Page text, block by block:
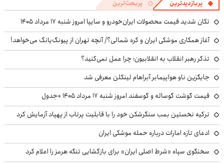
پربازدیدترین پربحث‌ترین
تکان شدید قیمت محصولات ایران‌خودرو و سایپا امروز شنبه ۱۷ مرداد ۱۴۰۵
آغاز همکاری موشکی ایران و کره شمالی؟/ آنچه تهران از پیونگ‌یانگ می‌خواهد!
تذکر رهبر انقلاب به انقلابیون؛ چرا عمل نمی‌کنید؟
جایگزین ناو هواپیمابر آبراهام لینکلن معرفی شد
قیمت گوشت گوساله و گوسفند امروز شنبه ۱۷ مرداد ۱۴۰۵ +جدول
ترکیه نخستین بمب سنگرشکن خود را با قابلیت پرتاب از پهپاد آزمایش کرد
ادعای تازه امارات درباره حمله موشکی ایران
سخنگوی سپاه «شرط اصلی ایران» برای بازگشایی تنگه هرمز را اعلام کرد